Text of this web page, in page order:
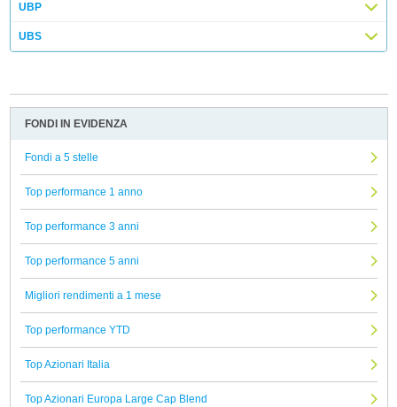
UBP
UBS
FONDI IN EVIDENZA
Fondi a 5 stelle
Top performance 1 anno
Top performance 3 anni
Top performance 5 anni
Migliori rendimenti a 1 mese
Top performance YTD
Top Azionari Italia
Top Azionari Europa Large Cap Blend